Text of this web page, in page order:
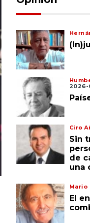
2026-
Ciro
Sin
de
una
Mario
El